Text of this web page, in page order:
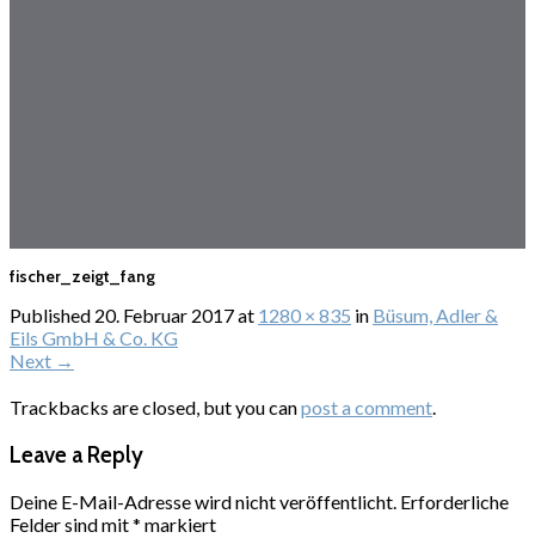
fischer_zeigt_fang
Published 20. Februar 2017at 1280 × 835 in Büsum, Adler &
Eils GmbH & Co. KG
Next →
Trackbacks are closed, but you canpost a comment.
Leave a Reply
Deine E-Mail-Adresse wird nicht veröffentlicht. Erforderliche
Felder sind mit* markiert